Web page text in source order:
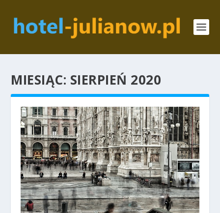
MIESIĄC: SIERPIEŃ 2020